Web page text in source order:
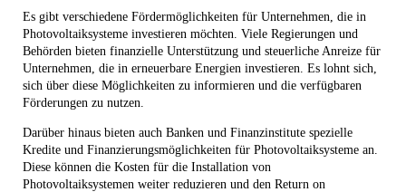
Es gibt verschiedene Fördermöglichkeiten für Unternehmen, die in
Photovoltaiksysteme investieren möchten. Viele Regierungen und
Behörden bieten finanzielle Unterstützung und steuerliche Anreize für
Unternehmen, die in erneuerbare Energien investieren. Es lohnt sich,
sich über diese Möglichkeiten zu informieren und die verfügbaren
Förderungen zu nutzen.
Darüber hinaus bieten auch Banken und Finanzinstitute spezielle
Kredite und Finanzierungsmöglichkeiten für Photovoltaiksysteme an.
Diese können die Kosten für die Installation von
Photovoltaiksystemen weiter reduzieren und den Return on